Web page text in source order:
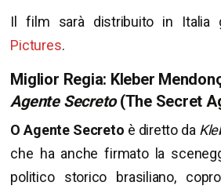
Il film sarà distribuito in Italia
Pictures.
Miglior Regia: Kleber
Agente Secreto(The Secret
O Agente Secreto è diretto da
che ha anche firmato la
politico storico brasiliano,